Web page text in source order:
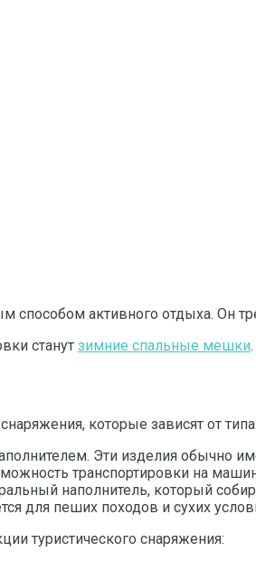
способом активного отдыха. Он
станут зимние спальные мешки.
которые зависят от
Эти изделия обычно
транспортировки на
наполнитель, который
для пеших походов и сухих
туристического снаряжения: